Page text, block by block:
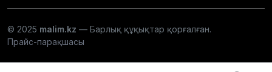
© 2025 malim.kz — Барлық құқықтар қорғалған.
Прайс-парақшасы